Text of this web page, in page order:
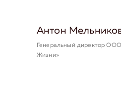
Антон
Генеральный директор
Жизни»